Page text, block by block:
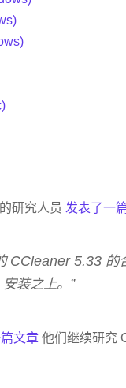
研究人员 发表了一
CCleaner 5.33
装之上。”
文章 他们继续研究